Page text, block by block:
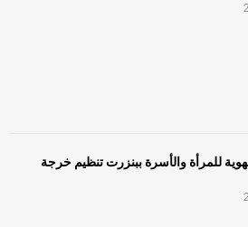
للمرأة والأسرة ببنزرت تنظيم خرجة